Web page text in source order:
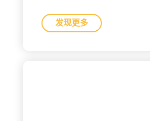
发现更多